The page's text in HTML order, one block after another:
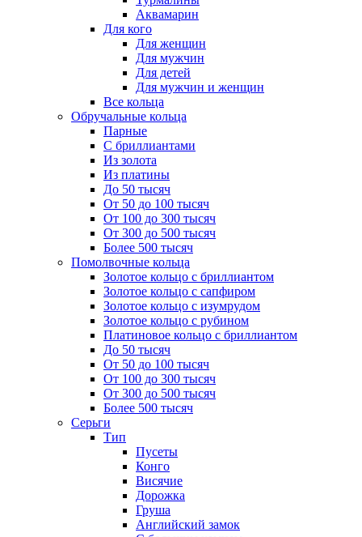
Аквамарин
Для кого
Для женщин
Для мужчин
Для детей
Для мужчин и женщин
Все кольца
Обручальные кольца
Парные
С бриллиантами
Из золота
Из платины
До 50 тысяч
От 50 до 100 тысяч
От 100 до 300 тысяч
От 300 до 500 тысяч
Более 500 тысяч
Помолвочные кольца
Золотое кольцо с бриллиантом
Золотое кольцо с сапфиром
Золотое кольцо с изумрудом
Золотое кольцо с рубином
Платиновое кольцо с бриллиантом
До 50 тысяч
От 50 до 100 тысяч
От 100 до 300 тысяч
От 300 до 500 тысяч
Более 500 тысяч
Серьги
Тип
Пусеты
Конго
Висячие
Дорожка
Груша
Английский замок